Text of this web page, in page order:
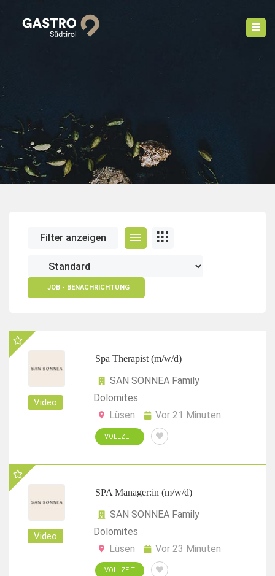
Filter anzeigen
JOB - BENACHRICHTUNG
Video
Spa Therapist (m/w/d)
SAN SONNEA Family
Dolomites
Lüsen
Vor 21 Minuten
VOLLZEIT
Video
SPA Manager:in (m/w/d)
SAN SONNEA Family
Dolomites
Lüsen
Vor 23 Minuten
VOLLZEIT